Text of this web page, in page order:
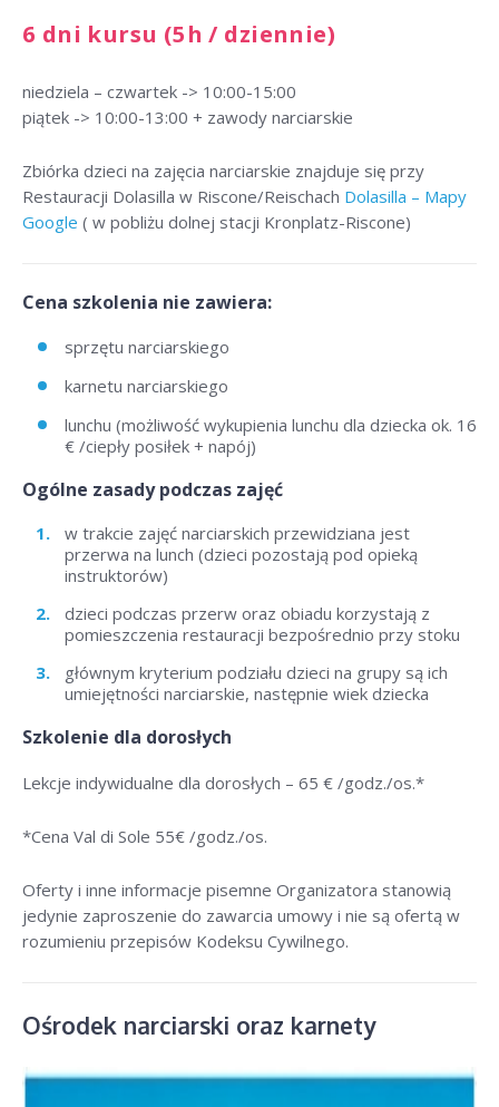
6 dni kursu (5h / dziennie)
niedziela – czwartek -> 10:00-15:00
piątek -> 10:00-13:00 + zawody narciarskie
Zbiórka dzieci na zajęcia narciarskie znajduje się przy
Restauracji Dolasilla w Riscone/Reischach Dolasilla – Mapy
Google ( w pobliżu dolnej stacji Kronplatz-Riscone)
Cena szkolenia nie zawiera:
sprzętu narciarskiego
karnetu narciarskiego
lunchu (możliwość wykupienia lunchu dla dziecka ok. 16
€ /ciepły posiłek + napój)
Ogólne zasady podczas zajęć
w trakcie zajęć narciarskich przewidziana jest
przerwa na lunch (dzieci pozostają pod opieką
instruktorów)
dzieci podczas przerw oraz obiadu korzystają z
pomieszczenia restauracji bezpośrednio przy stoku
głównym kryterium podziału dzieci na grupy są ich
umiejętności narciarskie, następnie wiek dziecka
Szkolenie dla dorosłych
Lekcje indywidualne dla dorosłych – 65 € /godz./os.*
*Cena Val di Sole 55€ /godz./os.
Oferty i inne informacje pisemne Organizatora stanowią
jedynie zaproszenie do zawarcia umowy i nie są ofertą w
rozumieniu przepisów Kodeksu Cywilnego.
Ośrodek narciarski oraz karnety